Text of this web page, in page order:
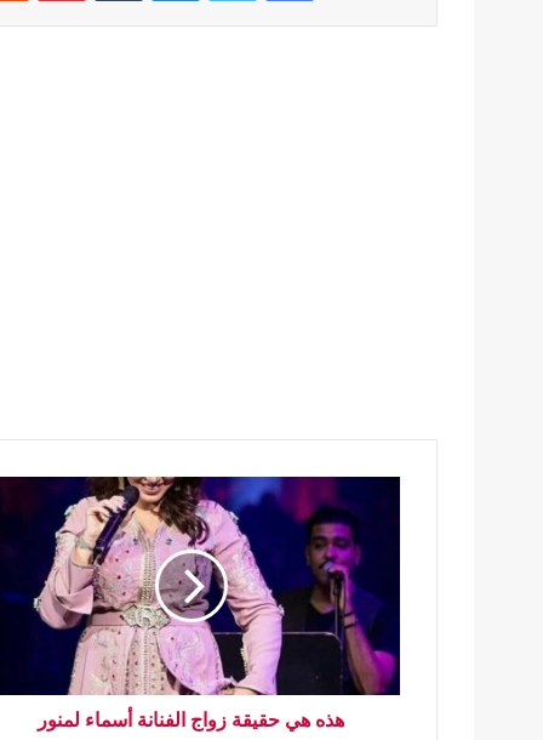
هذه هي حقيقة زواج الفنانة أسماء لمنور